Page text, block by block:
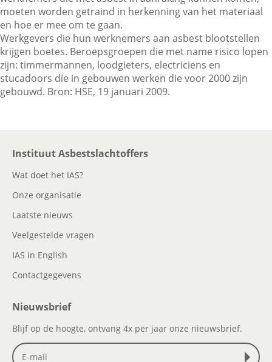
Contactgegevens
Zoeken
moeten worden getraind in herkenning van het materiaal
en hoe er mee om te gaan.
Werkgevers die hun werknemers aan asbest blootstellen
krijgen boetes. Beroepsgroepen die met name risico lopen
zijn: timmermannen, loodgieters, electriciens en
stucadoors die in gebouwen werken die voor 2000 zijn
gebouwd. Bron: HSE, 19 januari 2009.
Instituut Asbestslachtoffers
Wat doet het IAS?
Onze organisatie
Laatste nieuws
Veelgestelde vragen
IAS in English
Contactgegevens
Nieuwsbrief
Blijf op de hoogte, ontvang 4x per jaar onze nieuwsbrief.